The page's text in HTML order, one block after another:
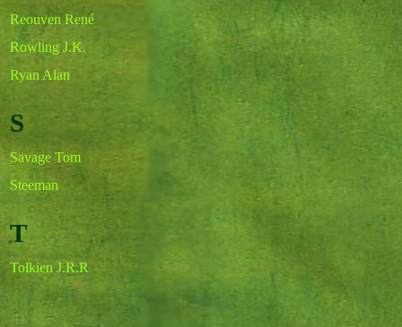
Reouven René
Rowling J.K.
Ryan Alan
S
Savage Tom
Steeman
T
Tolkien J.R.R